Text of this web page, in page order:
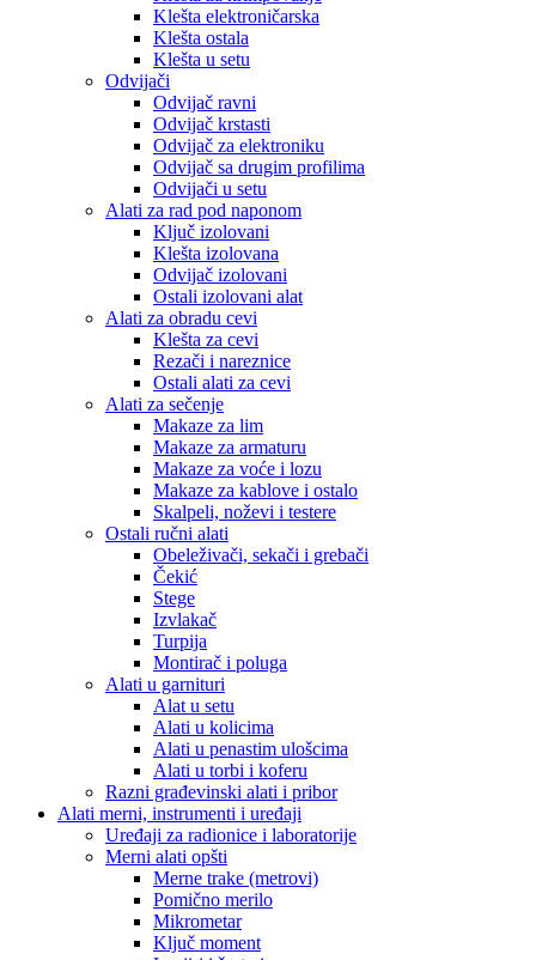
Klešta elektroničarska
Klešta ostala
Klešta u setu
Odvijači
Odvijač ravni
Odvijač krstasti
Odvijač za elektroniku
Odvijač sa drugim profilima
Odvijači u setu
Alati za rad pod naponom
Ključ izolovani
Klešta izolovana
Odvijač izolovani
Ostali izolovani alat
Alati za obradu cevi
Klešta za cevi
Rezači i nareznice
Ostali alati za cevi
Alati za sečenje
Makaze za lim
Makaze za armaturu
Makaze za voće i lozu
Makaze za kablove i ostalo
Skalpeli, noževi i testere
Ostali ručni alati
Obeleživači, sekači i grebači
Čekić
Stege
Izvlakač
Turpija
Montirač i poluga
Alati u garnituri
Alat u setu
Alati u kolicima
Alati u penastim ulošcima
Alati u torbi i koferu
Razni građevinski alati i pribor
Alati merni, instrumenti i uređaji
Uređaji za radionice i laboratorije
Merni alati opšti
Merne trake (metrovi)
Pomično merilo
Mikrometar
Ključ moment